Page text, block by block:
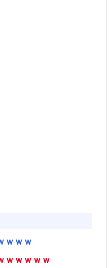
ｗｗｗ
ｗｗｗｗｗ